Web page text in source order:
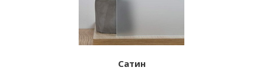
Сатин